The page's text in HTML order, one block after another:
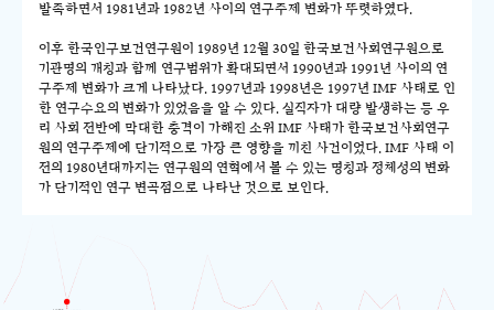
발족하면서 1981년과 1982년 사이의 연구주제 변화가 뚜렷하였다.
이후 한국인구보건연구원이 1989년 12월 30일 한국보건사회연구원으로
기관명의 개칭과 함께 연구범위가 확대되면서 1990년과 1991년 사이의 연
구주제 변화가 크게 나타났다. 1997년과 1998년은 1997년 IMF 사태로 인
한 연구수요의 변화가 있었음을 알 수 있다. 실직자가 대량 발생하는 등 우
리 사회 전반에 막대한 충격이 가해진 소위 IMF 사태가 한국보건사회연구
원의 연구주제에 단기적으로 가장 큰 영향을 끼친 사건이었다. IMF 사태 이
전의 1980년대까지는 연구원의 연혁에서 볼 수 있는 명칭과 정체성의 변화
가 단기적인 연구 변곡점으로 나타난 것으로 보인다.